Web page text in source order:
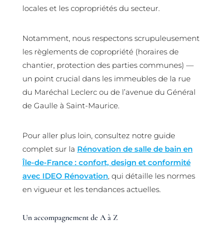
locales et les copropriétés du secteur.
Notamment, nous respectons scrupuleusement
les règlements de copropriété (horaires de
chantier, protection des parties communes) —
un point crucial dans les immeubles de la rue
du Maréchal Leclerc ou de l’avenue du Général
de Gaulle à Saint-Maurice.
Pour aller plus loin, consultez notre guide
complet sur la Rénovation de salle de bain en
Île-de-France : confort, design et conformité
avec IDEO Rénovation, qui détaille les normes
en vigueur et les tendances actuelles.
Un accompagnement de A à Z